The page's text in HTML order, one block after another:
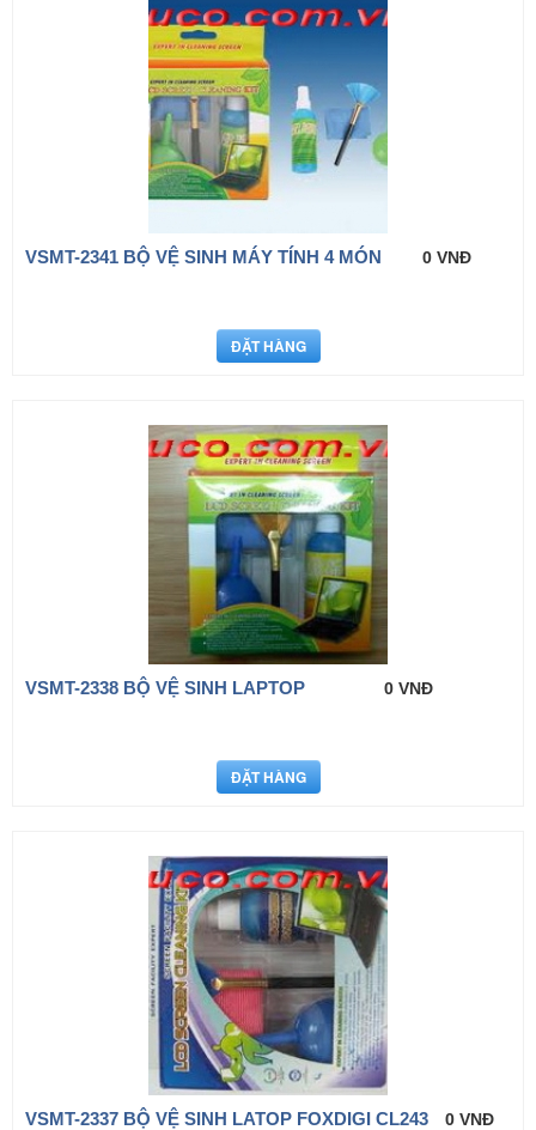
VSMT-2341 BỘ VỆ SINH MÁY TÍNH 4 MÓN 0 VNĐ
VSMT-2338 BỘ VỆ SINH LAPTOP 0 VNĐ
VSMT-2337 BỘ VỆ SINH LATOP FOXDIGI CL243 0 VNĐ